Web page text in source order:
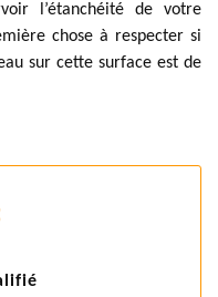
l’étanchéité de votre
chose à respecter si
sur cette surface est de